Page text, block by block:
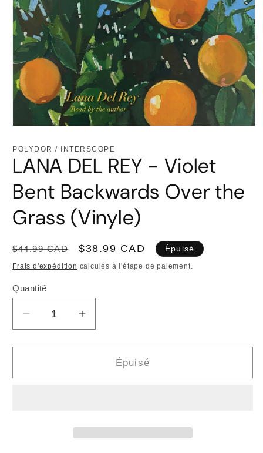
média
dans
une
fenêtre
modale
POLYDOR / INTERSCOPE
LANA DEL REY - Violet
Bent Backwards Over the
Grass (Vinyle)
Prix
habituel
$44.99 CAD
Prix
promotionnel
$38.99 CAD Épuisé
Frais d'expédition calculés à l'étape de paiement.
Quantité
Quantité
Réduire
la
quantité
LANA
Augmenter
la
quantité
LANA
Épuisé